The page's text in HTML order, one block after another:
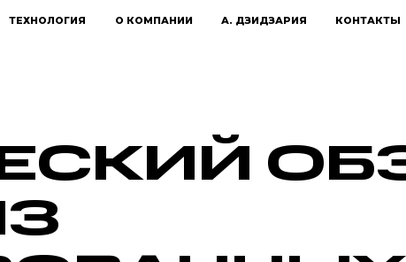
ТЕХНОЛОГИЯ О КОМПАНИИ А. ДЗИДЗАРИЯ КОНТАКТЫ